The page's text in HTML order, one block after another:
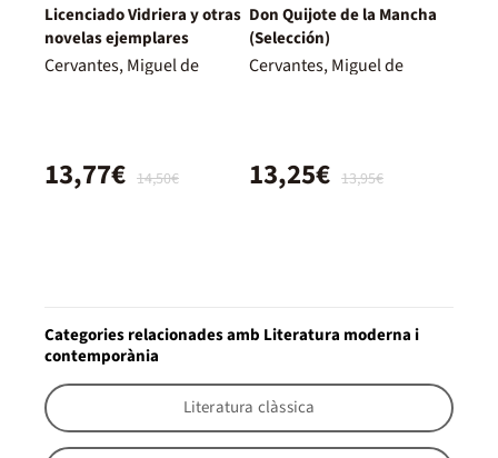
Licenciado Vidriera y otras
novelas ejemplares
Cervantes, Miguel de
14,50€
13,77€
Don Quijote de la Mancha
(Selección)
Cervantes, Miguel de
13,95€
13,25€
Categories relacionades amb Literatura moderna i
contemporània
Literatura clàssica